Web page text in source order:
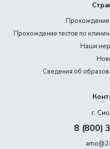
Прохождение
Прохождение тестов по
Наши
Сведения об
г.
8 (800)